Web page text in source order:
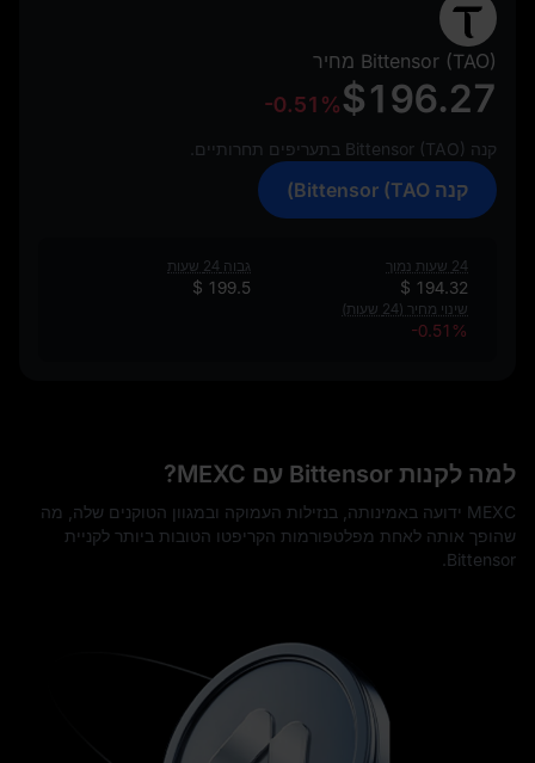
Bittensor (TAO) מחיר
$196.27
-0.51%
קנה Bittensor (TAO) בתעריפים תחרותיים.
קנה Bittensor (TAO)
24 שעות נמוך
$ 194.32
גבוה 24 שעות
$ 199.5
שינוי מחיר (24 שעות)
-0.51%
למה לקנות Bittensor עם MEXC?
MEXC ידועה באמינותה, בנזילות העמוקה ובמגוון הטוקנים שלה, מה
שהופך אותה לאחת מפלטפורמות הקריפטו הטובות ביותר לקניית
Bittensor.